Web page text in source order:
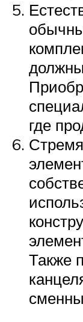
где
Также